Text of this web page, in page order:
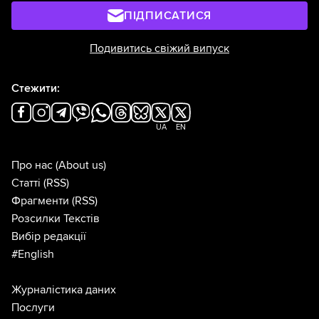
ПІДПИСАТИСЯ
Подивитись свіжий випуск
Стежити:
UA EN
Про нас (About us)
Статті (RSS)
Фрагменти (RSS)
Розсилки Текстів
Вибір редакції
#English
Журналістика даних
Послуги